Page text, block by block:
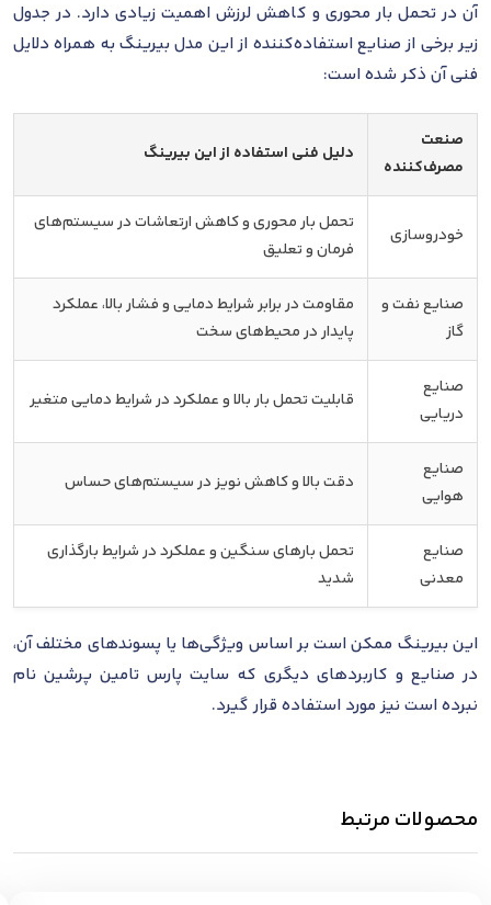
آن در تحمل بار محوری و کاهش لرزش اهمیت زیادی دارد. در جدول
زیر برخی از صنایع استفاده‌کننده از این مدل بیرینگ به همراه دلایل
فنی آن ذکر شده است:
صنعت
مصرف‌کننده
دلیل فنی استفاده از این بیرینگ
خودروسازی
تحمل بار محوری و کاهش ارتعاشات در سیستم‌های
فرمان و تعلیق
صنایع نفت و
گاز
مقاومت در برابر شرایط دمایی و فشار بالا، عملکرد
پایدار در محیط‌های سخت
صنایع
دریایی
قابلیت تحمل بار بالا و عملکرد در شرایط دمایی متغیر
صنایع
هوایی
دقت بالا و کاهش نویز در سیستم‌های حساس
صنایع
معدنی
تحمل بارهای سنگین و عملکرد در شرایط بارگذاری
شدید
این بیرینگ ممکن است بر اساس ویژگی‌ها یا پسوندهای مختلف آن،
در صنایع و کاربردهای دیگری که سایت پارس تامین پرشین نام
نبرده است نیز مورد استفاده قرار گیرد.
محصولات مرتبط